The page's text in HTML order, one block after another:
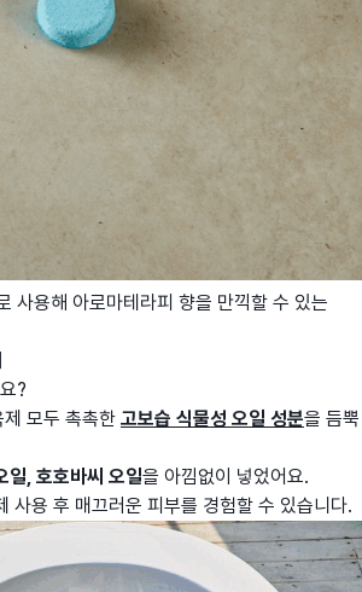
사용해 아로마테라피 향을 만끽할 수 있는
?
모두 촉촉한 고보습 식물성 오일 성분을 듬뿍
일, 호호바씨 오일을 아낌없이 넣었어요.
사용 후 매끄러운 피부를 경험할 수 있습니다.